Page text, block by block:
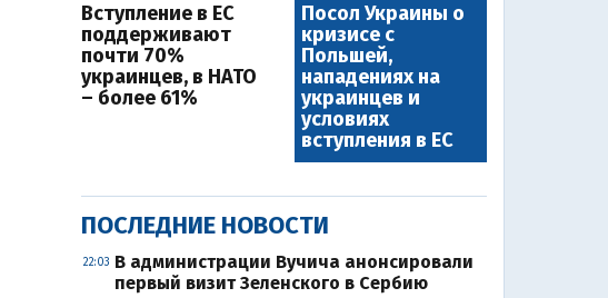
Вступление в ЕС
поддерживают
почти 70%
украинцев, в НАТО
– более 61%
Посол Украины о
кризисе с
Польшей,
нападениях на
украинцев и
условиях
вступления в ЕС
ПОСЛЕДНИЕ НОВОСТИ
22:03 В администрации Вучича анонсировали
первый визит Зеленского в Сербию